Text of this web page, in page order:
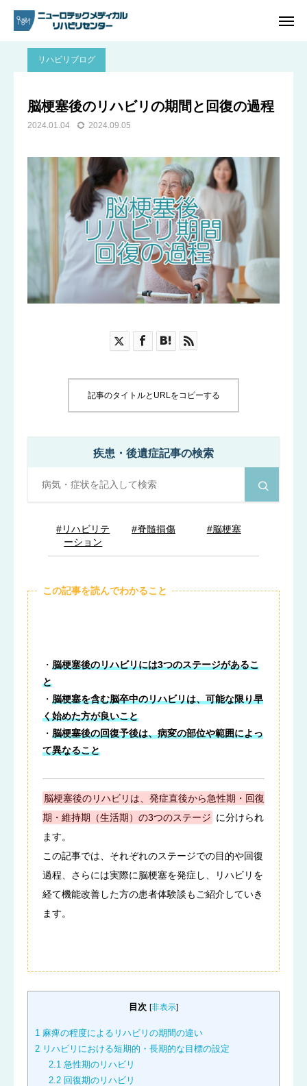
ブログ リハビリブログ
リハビリブログ
脳梗塞後のリハビリの期間と回復の過程
2024.01.04 2024.09.05
記事のタイトルとURLをコピーする
疾患・後遺症記事の検索
#リハビリテ
ーション
#脊髄損傷 #脳梗塞
この記事を読んでわかること
・ 脳梗塞後のリハビリには3つのステージがあるこ
と
・ 脳梗塞を含む脳卒中のリハビリは、可能な限り早
く始めた方が良いこと
・ 脳梗塞後の回復予後は、病変の部位や範囲によっ
て異なること
脳梗塞後のリハビリは、発症直後から急性期・回復
期・維持期（生活期）の3つのステージ に分けられ
ます。
この記事では、それぞれのステージでの目的や回復
過程、さらには実際に脳梗塞を発症し、リハビリを
経て機能改善した方の患者体験談もご紹介していき
ます。
目次 [非表示]
1 麻痺の程度によるリハビリの期間の違い
2 リハビリにおける短期的・長期的な目標の設定
2.1 急性期のリハビリ
2.2回復期のリハビリ
アクセス
リハビリ内容
プラン・料金一覧
よくあるご質問
ご予約